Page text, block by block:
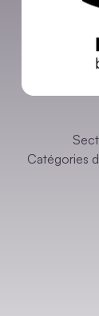
Catégories